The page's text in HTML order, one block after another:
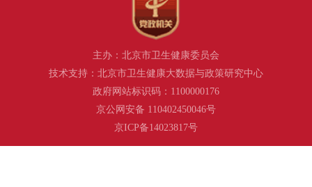
主办：北京市卫生健康委员会
技术支持：北京市卫生健康大数据与政策研究中心
政府网站标识码：1100000176
京公网安备 110402450046号
京ICP备14023817号